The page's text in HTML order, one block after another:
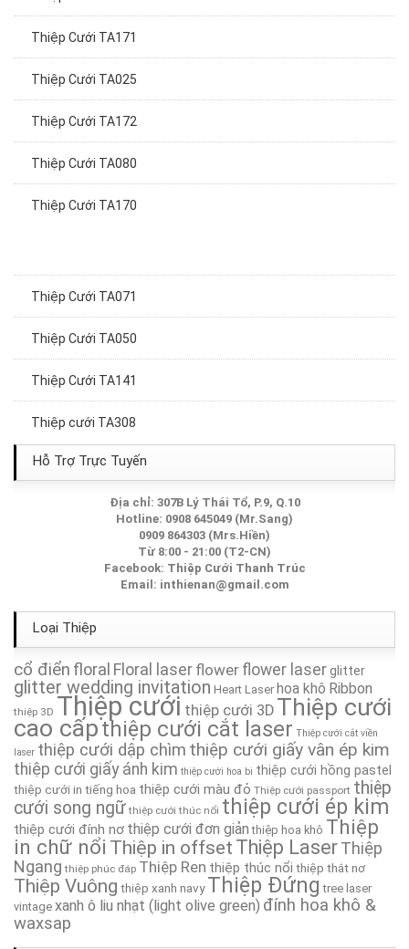
Thiệp Cưới TA171
Thiệp Cưới TA025
Thiệp Cưới TA172
Thiệp Cưới TA080
Thiệp Cưới TA170
Thiệp Cưới TA071
Thiệp Cưới TA050
Thiệp Cưới TA141
Thiệp cưới TA308
Thiệp Cưới TA139
Thiệp cưới TA320
Thiệp Cưới TA159
Thiệp Cưới TA193
Thiệp cưới TA315
Thiệp Cưới TA171
Thiệp Cưới TA025
Thiệp Cưới TA172
Thiệp Cưới TA080
Thiệp Cưới TA170
Hỗ Trợ Trực Tuyến
Địa chỉ: 307B Lý Thái Tổ, P.9, Q.10
Hotline: 0908 645049 (Mr.Sang)
0909 864303 (Mrs.Hiền)
Từ 8:00 - 21:00 (T2-CN)
Facebook: Thiệp Cưới Thanh Trúc
Email: inthienan@gmail.com
Loại Thiệp
cổ điển floral Floral laser flower flower laserglitter
glitter wedding invitation Heart Laser hoa khô Ribbon
thiệp 3D Thiệp cưới thiệp cưới 3D Thiệp cưới
cao cấpthiệp cưới cắt laser Thiệp cưới cắt viền
laser thiệp cưới dập chìm thiệp cưới giấy vân ép kim
thiệp cưới giấy ánh kim thiệp cưới hoa bi thiệp cưới hồng pastel
thiệp cưới in tiếng hoa thiệp cưới màu đỏ Thiệp cưới passport thiệp
cưới song ngữ thiệp cưới thúc nổi thiệp cưới ép kim
thiệp cưới đính nơ thiệp cưới đơn giản thiệp hoa khô Thiệp
in chữ nổi Thiệp in offset Thiệp LaserThiệp
Ngang thiệp phúc đáp Thiệp Ren thiệp thúc nổi thiệp thắt nơ
Thiệp Vuông thiệp xanh navy Thiệp Đứng tree laser
vintage xanh ô liu nhạt (light olive green) đính hoa khô &
waxsap